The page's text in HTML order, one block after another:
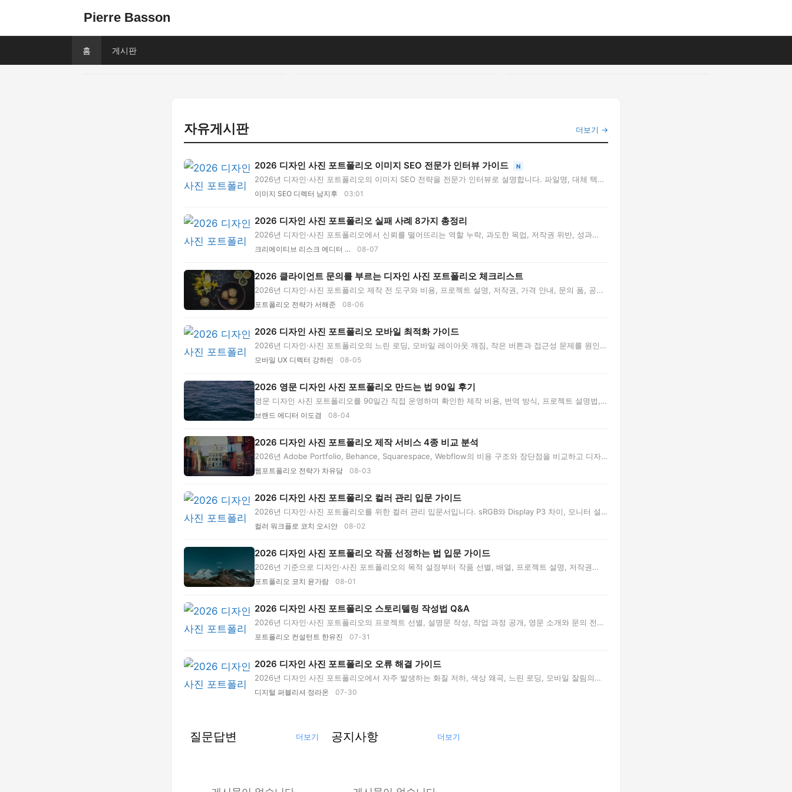
Pierre Basson
홈 게시판
자유게시판
2026 디자인 사진 포트폴리오 이미지 SEO 전문가 인터뷰 가이드 N
2026년 디자인·사진 포트폴리오의 이미지 SEO 전략을 전문가 인터뷰로 설명합니다. 파일명, 대체 텍스
트...
이미지 SEO 디렉터 남지후 03:01
2026 디자인 사진 포트폴리오 실패 사례 8가지 총정리
2026년 디자인·사진 포트폴리오에서 신뢰를 떨어뜨리는 역할 누락, 과도한 목업, 저작권 위반, 성과
과...
크리에이티브 리스크 에디터 … 08-07
2026 클라이언트 문의를 부르는 디자인 사진 포트폴리오 체크리스트
2026년 디자인·사진 포트폴리오 제작 전 도구와 비용, 프로젝트 설명, 저작권, 가격 안내, 문의 폼, 공...
포트폴리오 전략가 서해준 08-06
2026 디자인 사진 포트폴리오 모바일 최적화 가이드
2026년 디자인·사진 포트폴리오의 느린 로딩, 모바일 레이아웃 깨짐, 작은 버튼과 접근성 문제를 원인
별...
모바일 UX 디렉터 강하린 08-05
2026 영문 디자인 사진 포트폴리오 만드는 법 90일 후기
영문 디자인 사진 포트폴리오를 90일간 직접 운영하며 확인한 제작 비용, 번역 방식, 프로젝트 설명법,
...
브랜드 에디터 이도겸 08-04
2026 디자인 사진 포트폴리오 제작 서비스 4종 비교 분석
2026년 Adobe Portfolio, Behance, Squarespace, Webflow의 비용 구조와 장단점을 비교하고 디자
이너·사...
웹포트폴리오 전략가 차유담 08-03
2026 디자인 사진 포트폴리오 컬러 관리 입문 가이드
2026년 디자인·사진 포트폴리오를 위한 컬러 관리 입문서입니다. sRGB와 Display P3 차이, 모니터 설
정,...
컬러 워크플로 코치 오시안 08-02
2026 디자인 사진 포트폴리오 작품 선정하는 법 입문 가이드
2026년 기준으로 디자인·사진 포트폴리오의 목적 설정부터 작품 선별, 배열, 프로젝트 설명, 저작권
점...
포트폴리오 코치 윤가람 08-01
2026 디자인 사진 포트폴리오 스토리텔링 작성법 Q&A
2026년 디자인·사진 포트폴리오의 프로젝트 선별, 설명문 작성, 작업 과정 공개, 영문 소개와 문의 전
환...
포트폴리오 컨설턴트 한유진 07-31
2026 디자인 사진 포트폴리오 오류 해결 가이드
2026년 디자인 사진 포트폴리오에서 자주 발생하는 화질 저하, 색상 왜곡, 느린 로딩, 모바일 잘림의
원...
디지털 퍼블리셔 정라온 07-30
더보기 →
질문답변 더보기 공지사항 더보기